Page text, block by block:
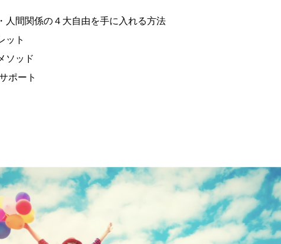
人間関係の４大自由を手に入れる方法
ット
ソッド
ポート